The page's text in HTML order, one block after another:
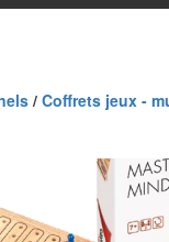
/ Coffrets jeux -